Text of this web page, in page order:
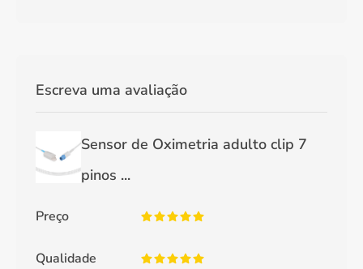
Escreva uma avaliação
Sensor de Oximetria adulto clip 7
pinos ...
Preço
Qualidade